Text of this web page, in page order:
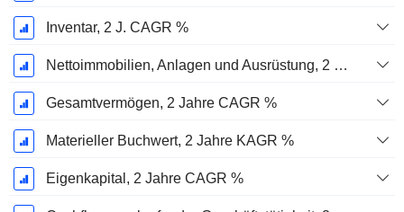
Inventar, 2 J. CAGR %
Nettoimmobilien, Anlagen und Ausrüstung, 2 Jahre. CAGR %
Gesamtvermögen, 2 Jahre CAGR %
Materieller Buchwert, 2 Jahre KAGR %
Eigenkapital, 2 Jahre CAGR %